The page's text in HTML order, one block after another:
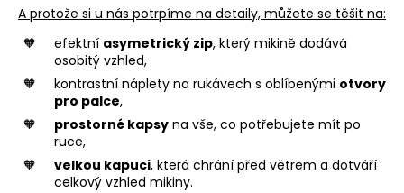
A protože si u nás potrpíme na detaily, můžete se těšit na:
efektní asymetrický zip, který mikině dodává
osobitý vzhled,
kontrastní náplety na rukávech s oblíbenými otvory
pro palce,
prostorné kapsy na vše, co potřebujete mít po
ruce,
velkou kapuci, která chrání před větrem a dotváří
celkový vzhled mikiny.